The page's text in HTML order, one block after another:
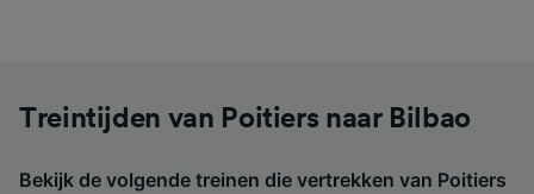
Treintijden van Poitiers naar Bilbao
Bekijk de volgende treinen die vertrekken van Poitiers